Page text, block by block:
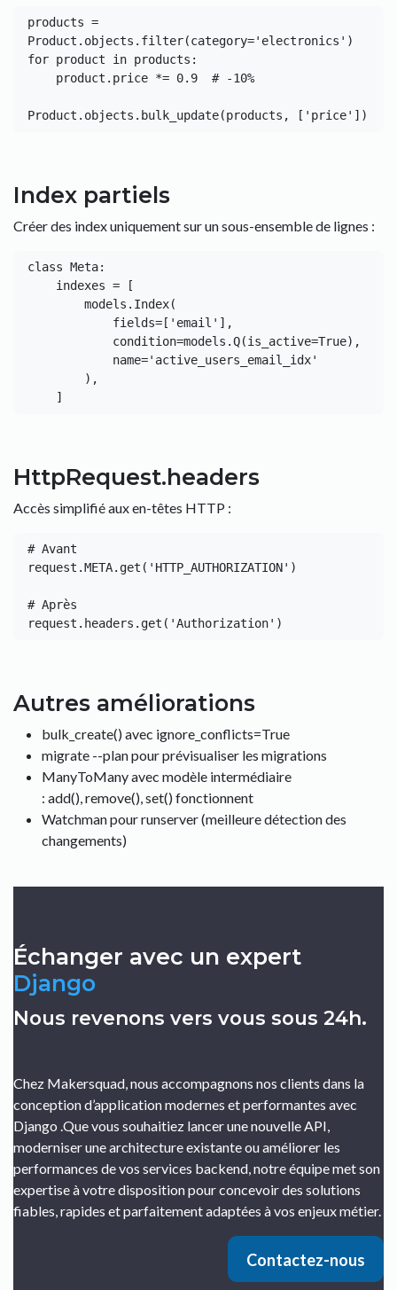
products =
Product.objects.filter(category='electronics')
for product in products:
Index partiels
Créer des index uniquement sur un sous-ensemble de lignes :
class Meta:
HttpRequest.headers
Accès simplifié aux en-têtes HTTP :
# Avant
request.META.get('HTTP_AUTHORIZATION')
# Après
Autres améliorations
bulk_create() avec ignore_conflicts=True
migrate --plan pour prévisualiser les migrations
ManyToMany avec modèle intermédiaire
: add(), remove(), set() fonctionnent
Watchman pour runserver (meilleure détection des
changements)
Échanger avec un expert
Django
Nous revenons vers vous sous 24h.
Chez Makersquad, nous accompagnons nos clients dans la
conception d’application modernes et performantes avec
Django .Que vous souhaitiez lancer une nouvelle API,
moderniser une architecture existante ou améliorer les
performances de vos services backend, notre équipe met son
expertise à votre disposition pour concevoir des solutions
fiables, rapides et parfaitement adaptées à vos enjeux métier.
Contactez-nous